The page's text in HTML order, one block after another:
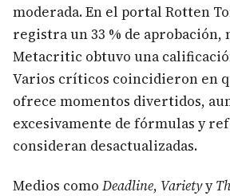
moderada. En el portal Rotten
registra un 33 % de aprobación,
Metacritic obtuvo una
Varios críticos coincidieron en
ofrece momentos divertidos,
excesivamente de fórmulas y
consideran desactualizadas.
Medios como Deadline, Varietyy